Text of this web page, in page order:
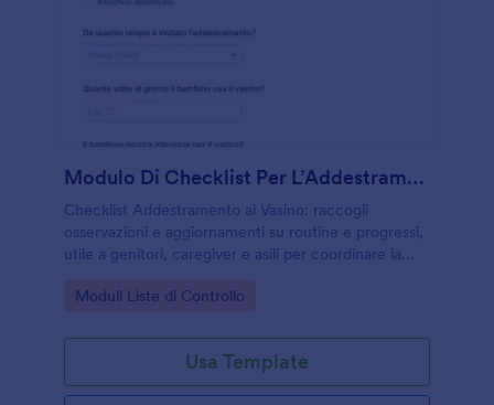
Modulo Di Checklist Per L’Addestramento Al Vasino
Checklist Addestramento al Vasino: raccogli
osservazioni e aggiornamenti su routine e progressi,
utile a genitori, caregiver e asili per coordinare la
Go to Category:
Moduli Liste di Controllo
Usa Template